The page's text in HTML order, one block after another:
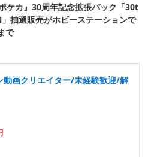
ケカ』30周年記念拡張パック「30t
抽選販売がホビーステーションで
で
画クリエイター/未経験歓迎/解